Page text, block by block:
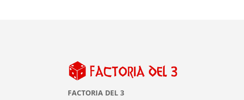
FACTORIA DEL 3